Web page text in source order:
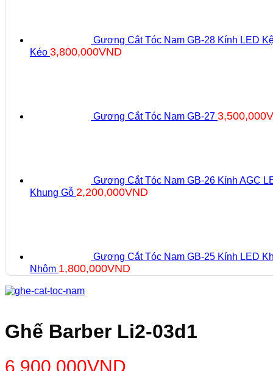
Gương Cắt Tóc Nam GB-28 Kính LED
Kéo 3,800,000VND
Gương Cắt Tóc Nam GB-27 3,500,000
Gương Cắt Tóc Nam GB-26 Kính AGC
Khung Gỗ 2,200,000VND
Gương Cắt Tóc Nam GB-25 Kính LED
Nhôm 1,800,000VND
Ghế Barber Li2-03d1
6,900,000VND